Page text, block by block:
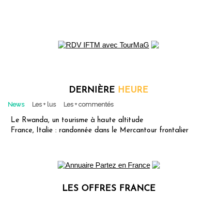
DERNIÈRE HEURE
News Les + lus Les + commentés
Le Rwanda, un tourisme à haute altitude
France, Italie : randonnée dans le Mercantour frontalier
LES OFFRES FRANCE